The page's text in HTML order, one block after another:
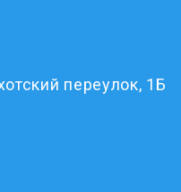
переулок, 1Б